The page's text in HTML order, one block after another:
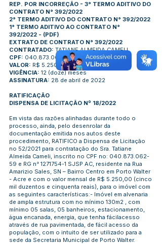
REP. POR INCORREÇÃO - 3° TERMO ADITIVO DO
CONTRATO N° 392/2022
2° TERMO ADITIVO DO CONTRATO N° 392/2022
1° TERMO ADITIVO AO CONTRATO N°
392/2022 - (PDF)
EXTRATO DE CONTRATO N° 392/2022
CONTRATADO: TATIANE ALMEIDA CAMELI
CPF: 040.873.062-59
VALOR: R$ 5.250,00 mensa
VIGÊNCIA: 12 (doze) meses
ASSINATURA: 28 de abril de 2022
RATIFICAÇÃO
DISPENSA DE LICITAÇÃO Nº 18/2022
Em vista das razões alinhadas durante todo o
processo, ainda, pelo desenrolar da
documentação emitida nos autos deste
procedimento, RATIFICO a Dispensa de Licitação
no 52/2021 para contratação do Sra. Tatiane
Almeida Cameli, inscrito no CPF no: 040.873.062-
59 e RG n° 1271754-1 SJSP AC, residente na Rua
Amarizio Sales, SN – Bairro Centro em Porto Walter
- Acre e com o valor mensal de R$ 5.250,00 (cinco
mil duzentos e cinquenta reais), para o imóvel com
as seguintes características:- Imóvel em alvenaria
de ampla estrutura com no mínimo 130m2 , com
mínimo 05 salas, 05 banheiros, estacionamento,
água encanada, energia, que tenha fácilacesso
através de rua pavimentada, de fácil acesso da
população, com o intuito de ser utilizado para a
sede da Secretaria Municipal de Porto Walter.